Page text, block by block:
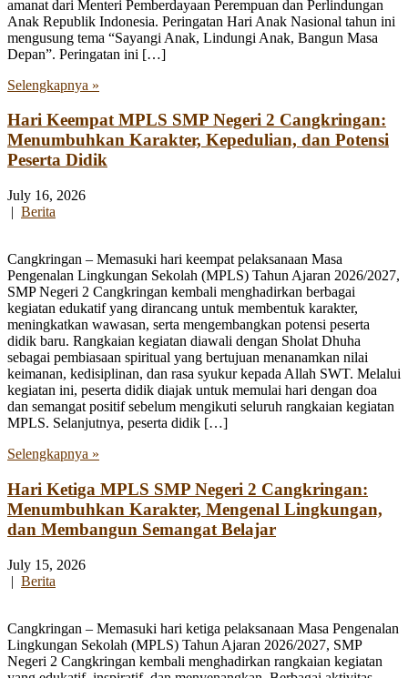
amanat dari Menteri Pemberdayaan Perempuan dan Perlindungan
Anak Republik Indonesia. Peringatan Hari Anak Nasional tahun ini
mengusung tema “Sayangi Anak, Lindungi Anak, Bangun Masa
Depan”. Peringatan ini […]
Selengkapnya »
Hari Keempat MPLS SMP Negeri 2 Cangkringan:
Menumbuhkan Karakter, Kepedulian, dan Potensi
Peserta Didik
July 16, 2026
| Berita
Cangkringan – Memasuki hari keempat pelaksanaan Masa
Pengenalan Lingkungan Sekolah (MPLS) Tahun Ajaran 2026/2027,
SMP Negeri 2 Cangkringan kembali menghadirkan berbagai
kegiatan edukatif yang dirancang untuk membentuk karakter,
meningkatkan wawasan, serta mengembangkan potensi peserta
didik baru. Rangkaian kegiatan diawali dengan Sholat Dhuha
sebagai pembiasaan spiritual yang bertujuan menanamkan nilai
keimanan, kedisiplinan, dan rasa syukur kepada Allah SWT. Melalui
kegiatan ini, peserta didik diajak untuk memulai hari dengan doa
dan semangat positif sebelum mengikuti seluruh rangkaian kegiatan
MPLS. Selanjutnya, peserta didik […]
Selengkapnya »
Hari Ketiga MPLS SMP Negeri 2 Cangkringan:
Menumbuhkan Karakter, Mengenal Lingkungan,
dan Membangun Semangat Belajar
July 15, 2026
| Berita
Cangkringan – Memasuki hari ketiga pelaksanaan Masa Pengenalan
Lingkungan Sekolah (MPLS) Tahun Ajaran 2026/2027, SMP
Negeri 2 Cangkringan kembali menghadirkan rangkaian kegiatan